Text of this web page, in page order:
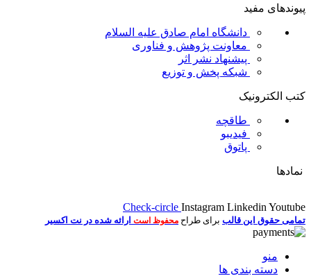
پیوندهای مفید
دانشگاه امام صادق علیه السلام
معاونت پژوهش و فناوری
پیشنهاد نشر اثر
شبکه پخش و توزیع
کتب الکترونیک
طاقچه
فیدیبو
پاتوق
نمادها
Check-circle Instagram Linkedin Youtube
تمامی حقوق این قالب برای طراح محفوظ است ارائه شده در نت اکسیر
منو
دسته بندی ها